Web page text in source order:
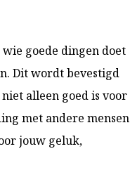
goede dingen doet
Dit wordt bevestigd
alleen goed is voor
met andere mensen
jouw geluk,